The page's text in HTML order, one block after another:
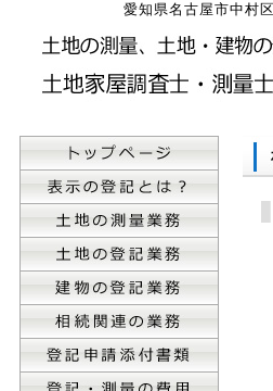
愛知県名古屋市中村